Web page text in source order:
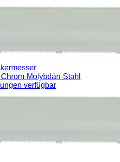
Molybdän-Stahl
verfügbar